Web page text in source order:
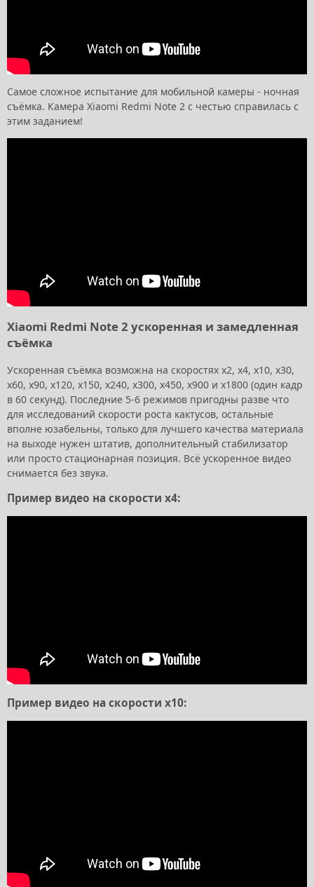
Самое сложное испытание для мобильной камеры - ночная
съёмка. Камера Xiaomi Redmi Note 2 с честью справилась с
этим заданием!
Xiaomi Redmi Note 2 ускоренная и замедленная
съёмка
Ускоренная съёмка возможна на скоростях x2, x4, x10, x30,
x60, x90, x120, x150, x240, x300, x450, x900 и x1800 (один кадр
в 60 секунд). Последние 5-6 режимов пригодны разве что
для исследований скорости роста кактусов, остальные
вполне юзабельны, только для лучшего качества материала
на выходе нужен штатив, дополнительный стабилизатор
или просто стационарная позиция. Всё ускоренное видео
снимается без звука.
Пример видео на скорости x4:
Пример видео на скорости x10: